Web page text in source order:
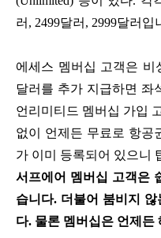
러, 2499달러, 2999달러입
에세스 멤버십 고객은 비
달러를 추가 지급하면 좌
언리미티드 멤버십 가입
없이 언제든 무료로 항공
가 이미 등록되어 있으니
서프에어 멤버십 고객은
습니다. 더불어 붐비지
다. 물론 멤버십은 언제든